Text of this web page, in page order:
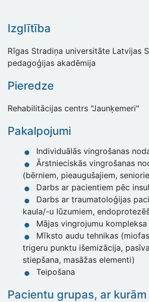
Izglītība
Rīgas Stradiņa universitāte Latvijas
pedagoģijas akadēmija
Pieredze
Rehabilitācijas centrs "Jaunķemeri"
Pakalpojumi
Individuālās vingrošanas
Ārstnieciskās vingrošanas
(bērniem, pieaugušajiem,
Darbs ar pacientiem pēc
Darbs ar traumatoloģijas
kaula/-u lūzumiem,
Mājas vingrojumu
Mīksto audu tehnikas
trigeru punktu išemizācija,
stiepšana, masāžas elementi)
Teipošana
Pacientu grupas, ar